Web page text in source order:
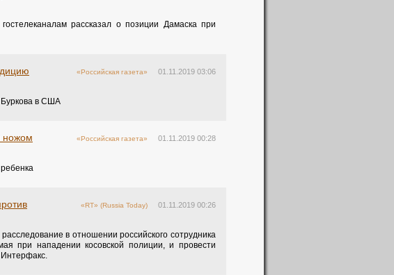
рассказал о позиции Дамаска при
01.11.2019 03:06
«Российская газета»
Буркова в США
01.11.2019 00:28
«Российская газета»
ножом
01.11.2019 00:26
«RT» (Russia Today)
в отношении российского сотрудника
при нападении косовской полиции, и провести